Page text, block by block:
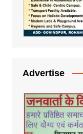
Advertise